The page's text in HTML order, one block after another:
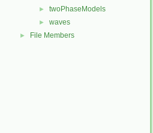
► twoPhaseModels
► waves
► File Members